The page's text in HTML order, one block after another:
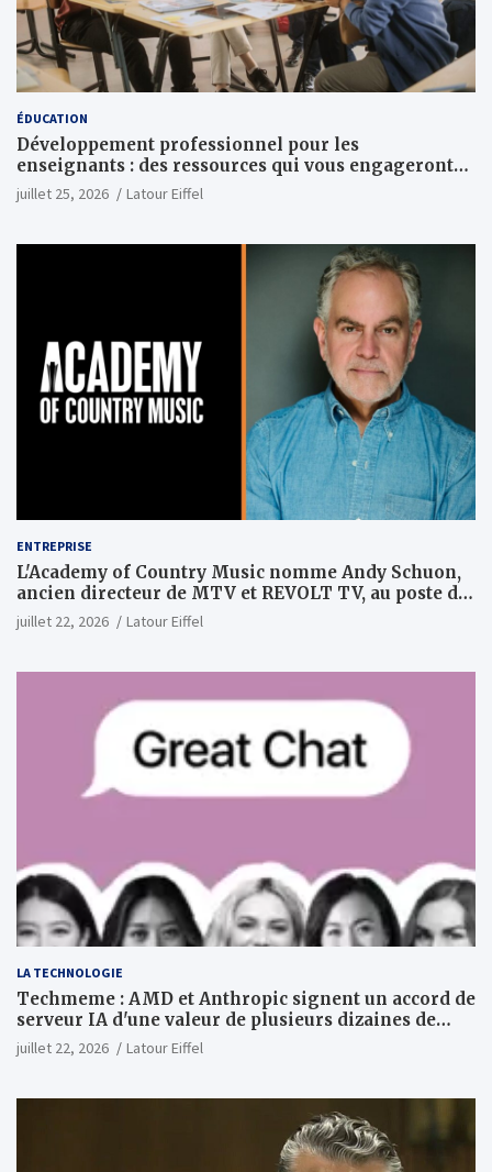
ÉDUCATION
Développement professionnel pour les
enseignants : des ressources qui vous engageront
vraiment
juillet 25, 2026 Latour Eiffel
ENTREPRISE
L'Academy of Country Music nomme Andy Schuon,
ancien directeur de MTV et REVOLT TV, au poste de
PDG
juillet 22, 2026 Latour Eiffel
LA TECHNOLOGIE
Techmeme : AMD et Anthropic signent un accord de
serveur IA d'une valeur de plusieurs dizaines de
milliards ; Anthropic achètera jusqu'à 2 GW de puces
MI450 à partir du premier semestre 2027 et AMD
(Wall Street Journal)
juillet 22, 2026 Latour Eiffel